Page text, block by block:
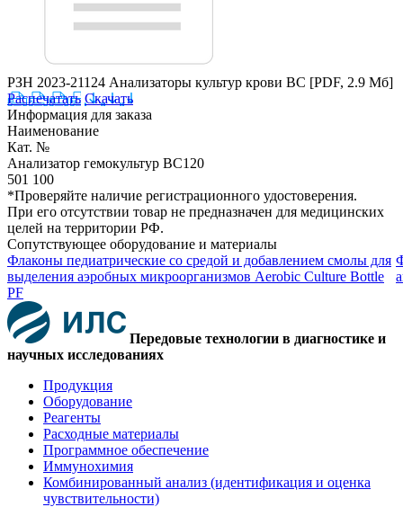
РЗН 2023-21124 Анализаторы культур крови BC [PDF, 2.9 Мб]
Распечатать Скачать
Информация для заказа
Наименование
Кат. №
Анализатор гемокультур BC120
501 100
*Проверяйте наличие регистрационного удостоверения.
При его отсутствии товар не предназначен для медицинских
целей на территории РФ.
Сопутствующее оборудование и материалы
Флаконы педиатрические со средой и добавлением смолы для
выделения аэробных микроорганизмов Aerobic Culture Bottle
PF
Передовые технологии в диагностике и
научных исследованиях
Продукция
Оборудование
Реагенты
Расходные материалы
Программное обеспечение
Иммунохимия
Комбинированный анализ (идентификация и оценка
чувствительности)